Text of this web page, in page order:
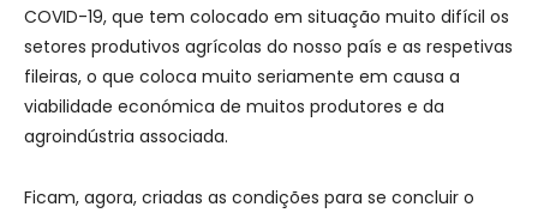
COVID-19, que tem colocado em situação muito difícil os
setores produtivos agrícolas do nosso país e as respetivas
fileiras, o que coloca muito seriamente em causa a
viabilidade económica de muitos produtores e da
agroindústria associada.
Ficam, agora, criadas as condições para se concluir o